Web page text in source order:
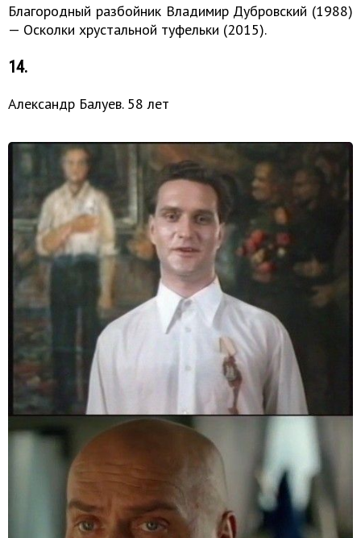
Благородный разбойник Владимир Дубровский (1988)
— Осколки хрустальной туфельки (2015).
14.
Александр Балуев. 58 лет